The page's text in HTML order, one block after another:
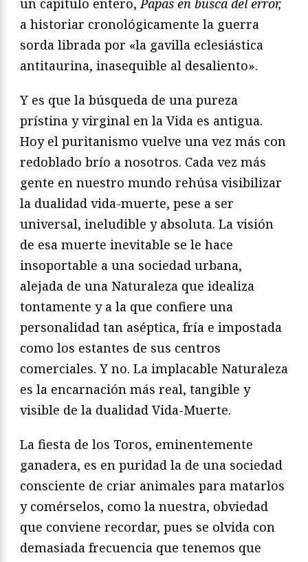
un capítulo entero,Papas en busca del error,
a historiar cronológicamente la guerra
sorda librada por «la gavilla eclesiástica
antitaurina, inasequible al desaliento».
Y es que la búsqueda de una pureza
prístina y virginal en la Vida es antigua.
Hoy el puritanismo vuelve una vez más con
redoblado brío a nosotros. Cada vez más
gente en nuestro mundo rehúsa visibilizar
la dualidad vida-muerte, pese a ser
universal, ineludible y absoluta. La visión
de esa muerte inevitable se le hace
insoportable a una sociedad urbana,
alejada de una Naturaleza que idealiza
tontamente y a la que confiere una
personalidad tan aséptica, fría e impostada
como los estantes de sus centros
comerciales. Y no. La implacable Naturaleza
es la encarnación más real, tangible y
visible de la dualidad Vida-Muerte.
La fiesta de los Toros, eminentemente
ganadera, es en puridad la de una sociedad
consciente de criar animales para matarlos
y comérselos, como la nuestra, obviedad
que conviene recordar, pues se olvida con
demasiada frecuencia que tenemos que